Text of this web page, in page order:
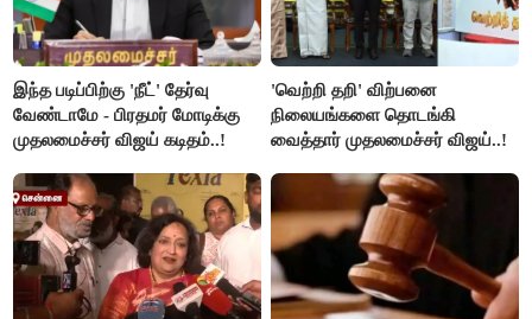
இந்த படிப்பிற்கு 'நீட்' தேர்வு
வேண்டாமே - பிரதமர் மோடிக்கு
முதலமைச்சர் விஜய் கடிதம்..!
'வெற்றி தறி' விற்பனை
நிலையங்களை தொடங்கி
வைத்தார் முதலமைச்சர் விஜய்..!